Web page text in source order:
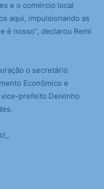
e o comércio local
aqui, impulsionando as
é nosso”, declarou Remi
o secretário
Econômico e
prefeito Deivinho